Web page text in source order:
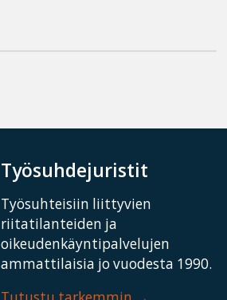
Työsuhdejuristit
Työsuhteisiin liittyvien
riitatilanteiden ja
oikeudenkäyntipalvelujen
ammattilaisia jo vuodesta 1990.